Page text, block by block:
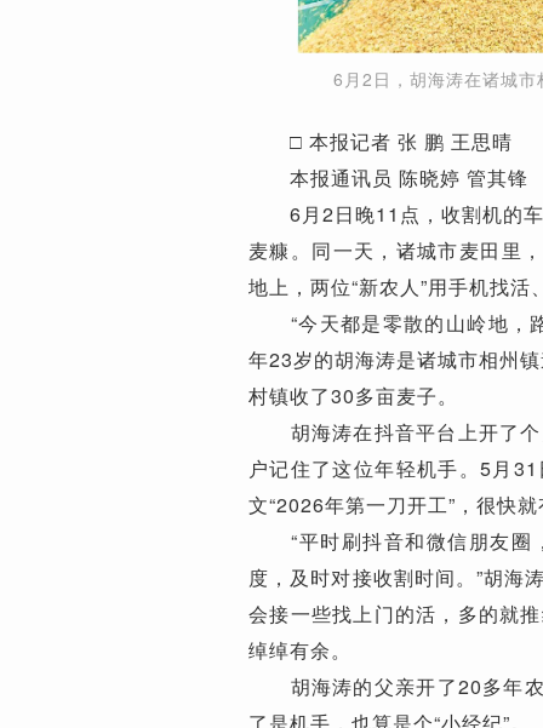
6月2日，胡海涛在诸城市
□ 本报记者 张 鹏 王思晴
本报通讯员 陈晓婷 管其锋
6月2日晚11点，收割机的车
麦糠。同一天，诸城市麦田里
地上，两位“新农人”用手机找
“今天都是零散的山岭地，
年23岁的胡海涛是诸城市相州
村镇收了30多亩麦子。
胡海涛在抖音平台上开了个
户记住了这位年轻机手。5月
文“2026年第一刀开工”，很快
“平时刷抖音和微信朋友圈
度，及时对接收割时间。”胡海
会接一些找上门的活，多的就
绰绰有余。
胡海涛的父亲开了20多年农